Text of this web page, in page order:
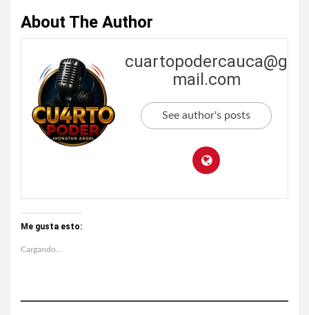
About The Author
cuartopodercauca@g
mail.com
See author's posts
Me gusta esto:
Cargando...